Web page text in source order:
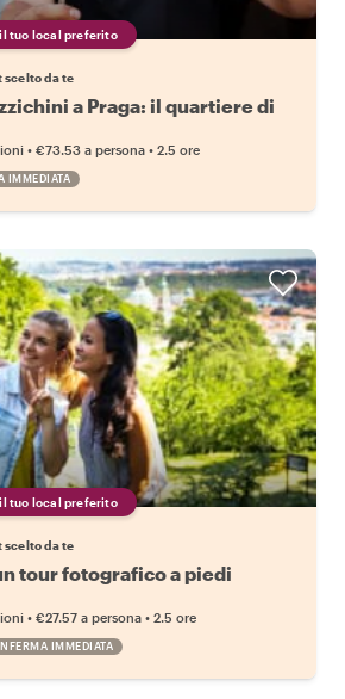
tuo local preferito
scelto da te
a Praga: il quartiere di
• €73.53 a persona • 2.5 ore
IMMEDIATA
tuo local preferito
scelto da te
tour fotografico a piedi
• €27.57 a persona • 2.5 ore
IMMEDIATA